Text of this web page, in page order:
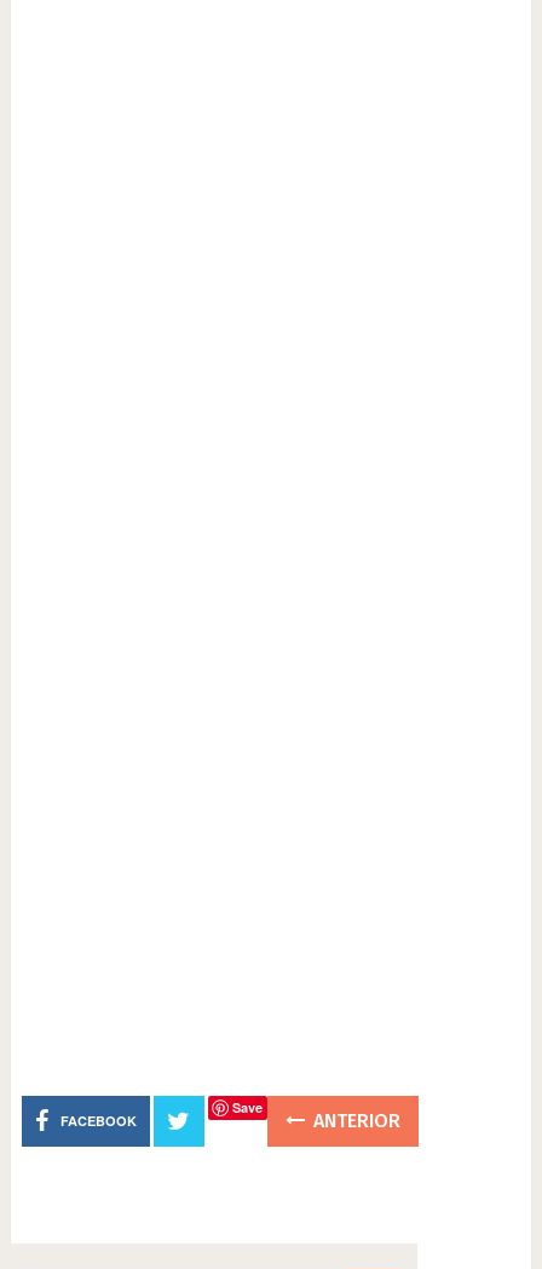
FACEBOOK
Save
ANTERIOR